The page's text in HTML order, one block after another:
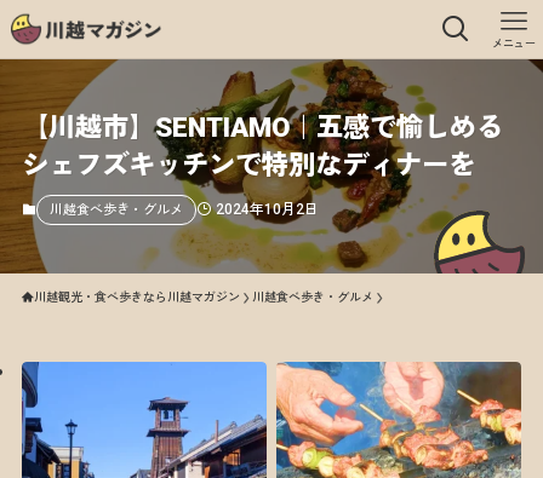
メニュー
【川越市】SENTIAMO｜五感で愉しめる
シェフズキッチンで特別なディナーを
川越食べ歩き・グルメ 2024年10月2日
川越観光・食べ歩きなら川越マガジン 川越食べ歩き・グルメ